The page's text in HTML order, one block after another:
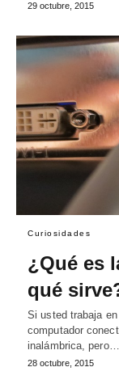
29 octubre, 2015
Curiosidades
¿Qué es
qué
Si usted trabaja
computador
inalámbrica, pero…
28 octubre, 2015